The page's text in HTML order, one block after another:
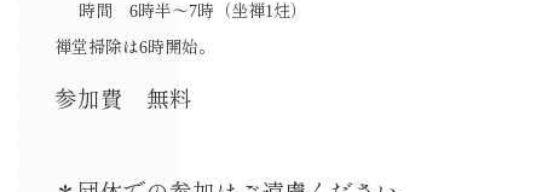
時間 6時半～7時（坐禅1炷）
禅堂掃除は6時開始。
参加費 無料